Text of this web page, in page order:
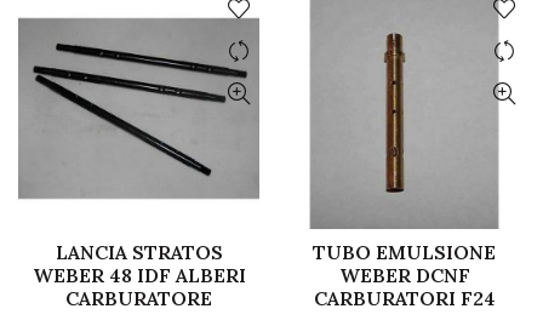
LANCIA STRATOS
WEBER 48 IDF ALBERI
CARBURATORE
TUBO EMULSIONE
WEBER DCNF
CARBURATORI F24